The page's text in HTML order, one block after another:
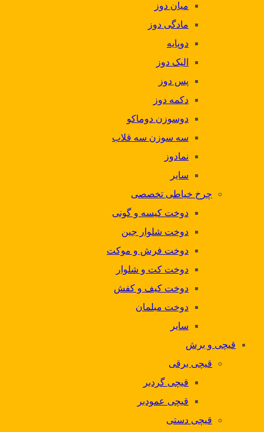
میان دوز
مادگی دوز
دوپایه
الیک دوز
پس دوز
دکمه دوز
دوسوزن دوماکو
سه سوزن سه قلاب
نمادوز
سایر
چرخ خیاطی تخصصی
دوخت کیسه و گونی
دوخت شلوار جین
دوخت فرش و موکت
دوخت کت و شلوار
دوخت کیف و کفش
دوخت مبلمان
سایر
قیچی و برش
قیچی برقی
قیچی گردبر
قیچی عمودبر
قیچی دستی